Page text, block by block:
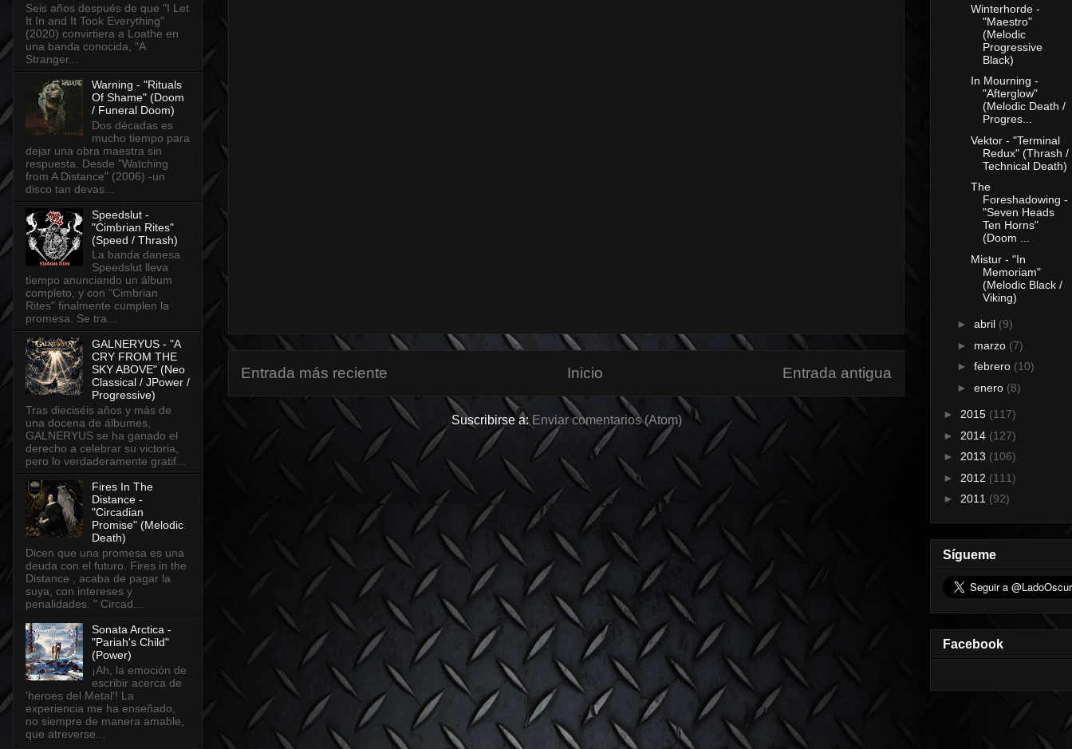
Entrada más reciente Entrada antigua
Inicio
Suscribirse a: Enviar comentarios (Atom)
Seis años después de que "I Let
It In and It Took Everything"
(2020) convirtiera a Loathe en
una banda conocida, "A
Stranger...
Warning - "Rituals
Of Shame" (Doom
/ Funeral Doom)
Dos décadas es
mucho tiempo para
dejar una obra maestra sin
respuesta. Desde "Watching
from A Distance" (2006) -un
disco tan devas...
Speedslut -
"Cimbrian Rites"
(Speed / Thrash)
La banda danesa
Speedslut lleva
tiempo anunciando un álbum
completo, y con "Cimbrian
Rites" finalmente cumplen la
promesa. Se tra...
GALNERYUS - "A
CRY FROM THE
SKY ABOVE" (Neo
Classical / JPower /
Progressive)
Tras dieciséis años y más de
una docena de álbumes,
GALNERYUS se ha ganado el
derecho a celebrar su victoria,
pero lo verdaderamente gratif...
Fires In The
Distance -
"Circadian
Promise" (Melodic
Death)
Dicen que una promesa es una
deuda con el futuro. Fires in the
Distance , acaba de pagar la
suya, con intereses y
penalidades. " Circad...
Sonata Arctica -
"Pariah's Child"
(Power)
¡Ah, la emoción de
escribir acerca de
'heroes del Metal'! La
experiencia me ha enseñado,
no siempre de manera amable,
que atreverse...
Winterhorde -
"Maestro"
(Melodic
Progressive
Black)
In Mourning -
"Afterglow"
(Melodic Death /
Progres...
Vektor - "Terminal
Redux" (Thrash /
Technical Death)
The
Foreshadowing -
"Seven Heads
Ten Horns"
(Doom ...
Mistur - "In
Memoriam"
(Melodic Black /
Viking)
► abril (9)
► marzo (7)
► febrero (10)
► enero (8)
► 2015 (117)
► 2014 (127)
► 2013 (106)
► 2012 (111)
► 2011 (92)
Sígueme
Facebook